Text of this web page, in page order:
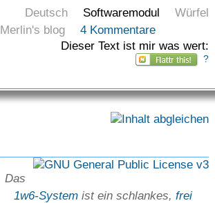
Deutsch Softwaremodul
Würfel
Merlin's blog
4 Kommentare
Dieser Text ist mir was wert:
?
Das
1w6-System ist ein schlankes,frei